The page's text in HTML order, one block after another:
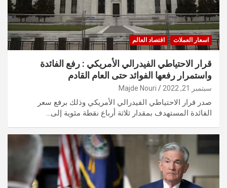
اسعار العملات اقتصاد العالم
قرار الاحتياطي الفيدرالي الأمريكي : رفع الفائدة
واستمرار رفعها الفوائد حتى العام القادم
سبتمبر 21, 2022 Majde Nouri
صدر قرار الاحتياطي الفيدرالي الأمريكي وذلك برفع سعر
الفائدة المستهدف بمقدار ثلاثة أرباع نقطة مئوية إلى…